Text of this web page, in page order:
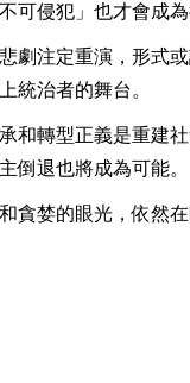
侵犯」也才會成為
劇注定重演，形式
統治者的舞台。
和轉型正義是重建
倒退也將成為可能。
貪婪的眼光，依然